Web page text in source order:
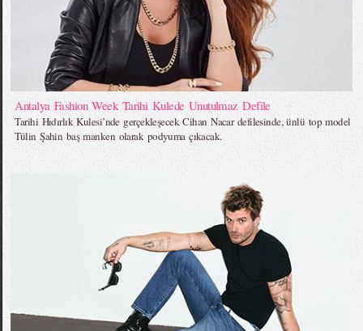
Antalya Fashion Week Tarihi Kulede Unutulmaz Defile
Tarihi Hıdırlık Kulesi’nde gerçekleşecek Cihan Nacar defilesinde, ünlü top model
Tülin Şahin baş manken olarak podyuma çıkacak.